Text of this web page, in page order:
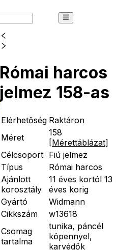
Római harcos
jelmez 158-as
Elérhetőség Raktáron
Méret
158
[Mérettáblázat]
Célcsoport Fiú jelmez
Típus
Római harcos
Ajánlott
korosztály
11 éves kortól 13
éves korig
Gyártó
Widmann
Cikkszám
w13618
Csomag
tartalma
tunika, páncél
köpennyel,
karvédők